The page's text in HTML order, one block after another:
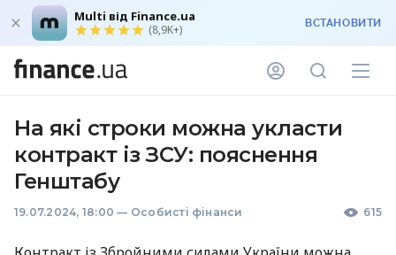
Multi від Finance.ua
(8,9K+) ВСТАНОВИТИ
На які строки можна укласти
контракт із ЗСУ: пояснення
Генштабу
19.07.2024, 18:00 — Особисті фінанси 615